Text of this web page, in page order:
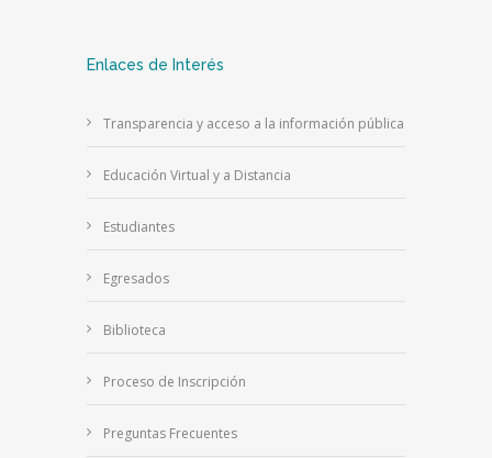
Enlaces de Interés
Transparencia y acceso a la información pública
Educación Virtual y a Distancia
Estudiantes
Egresados
Biblioteca
Proceso de Inscripción
Preguntas Frecuentes